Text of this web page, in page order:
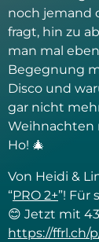
noch jemand
fragt, hin zu
man mal
Begegnung
Disco und
gar nicht
Weihnachten
Ho! 🎄
Von Heidi &
“PRO 2+”! Für
😊 Jetzt mit
https://ffrl.ch/